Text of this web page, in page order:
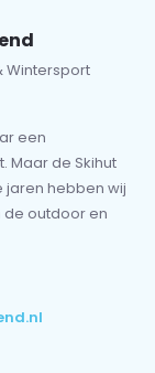
Wintersport
een
Maar de Skihut
jaren hebben wij
outdoor en